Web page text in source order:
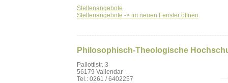
Stellenangebote
Stellenangebote -> im neuen Fenster öffnen
Philosophisch-Theologische
Pallottistr. 3
56179 Vallendar
Tel.: 0261 / 6402257